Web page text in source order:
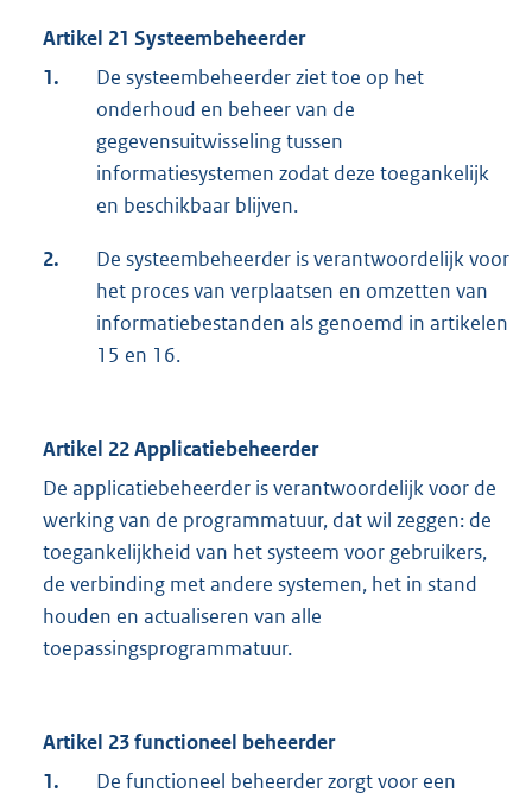
Artikel 21 Systeembeheerder
1.
De systeembeheerder ziet toe op het
onderhoud en beheer van de
gegevensuitwisseling tussen
informatiesystemen zodat deze toegankelijk
en beschikbaar blijven.
2.
De systeembeheerder is verantwoordelijk voor
het proces van verplaatsen en omzetten van
informatiebestanden als genoemd in artikelen
15 en 16.
Artikel 22 Applicatiebeheerder
De applicatiebeheerder is verantwoordelijk voor de
werking van de programmatuur, dat wil zeggen: de
toegankelijkheid van het systeem voor gebruikers,
de verbinding met andere systemen, het in stand
houden en actualiseren van alle
toepassingsprogrammatuur.
Artikel 23 functioneel beheerder
1.
De functioneel beheerder zorgt voor een